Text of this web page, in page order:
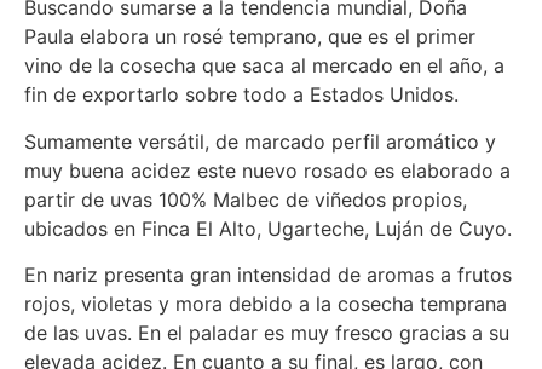
Buscando sumarse a la tendencia mundial, Doña
Paula elabora un rosé temprano, que es el primer
vino de la cosecha que saca al mercado en el año, a
fin de exportarlo sobre todo a Estados Unidos.
Sumamente versátil, de marcado perfil aromático y
muy buena acidez este nuevo rosado es elaborado a
partir de uvas 100% Malbec de viñedos propios,
ubicados en Finca El Alto, Ugarteche, Luján de Cuyo.
En nariz presenta gran intensidad de aromas a frutos
rojos, violetas y mora debido a la cosecha temprana
de las uvas. En el paladar es muy fresco gracias a su
elevada acidez. En cuanto a su final, es largo, con